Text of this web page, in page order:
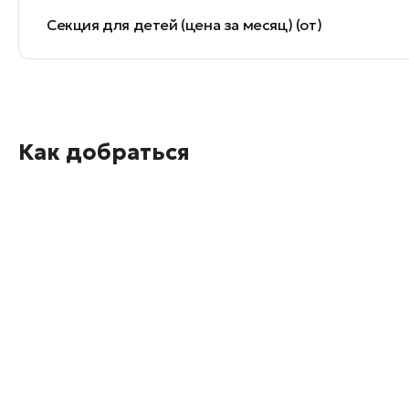
Секция для детей (цена за месяц) (от)
Как добраться